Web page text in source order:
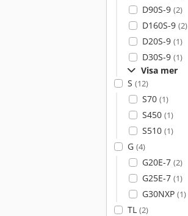
D90S-9 (2)
D160S-9 (2)
D20S-9 (1)
D30S-9 (1)
Visa mer
S (12)
S70 (1)
S450 (1)
S510 (1)
G (4)
G20E-7 (2)
G25E-7 (1)
G30NXP (1)
TL (2)